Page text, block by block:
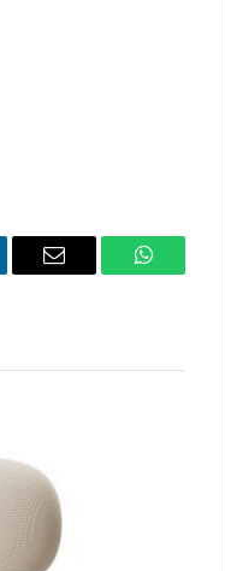
Email WhatsApp